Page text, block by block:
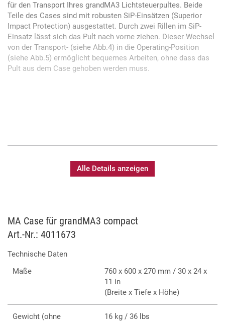
für den Transport Ihres grandMA3 Lichtsteuerpultes. Beide
Teile des Cases sind mit robusten SiP-Einsätzen (Superior
Impact Protection) ausgestattet. Durch zwei Rillen im SiP-
Einsatz lässt sich das Pult nach vorne ziehen. Dieser Wechsel
von der Transport- (siehe Abb.4) in die Operating-Position
(siehe Abb.5) ermöglicht bequemes Arbeiten, ohne dass das
Pult aus dem Case gehoben werden muss.
Alle Details anzeigen
MA Case für grandMA3 compact
Art.-Nr.: 4011673
Technische Daten
Maße
760 x 600 x 270 mm / 30 x 24 x
11 in
(Breite x Tiefe x Höhe)
Gewicht (ohne
16 kg / 36 lbs